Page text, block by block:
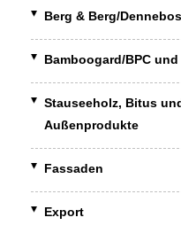
Berg & Berg/Dennebos
Bamboogard/BPC
Stauseeholz, Bitus
Außenprodukte
Fassaden
Export